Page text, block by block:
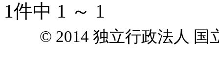
1件中 1 ～ 1
© 2014 独立行政法人 国